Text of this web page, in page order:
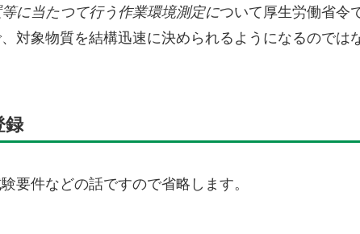
に当たつて行う作業環境測定について厚生労働省令
対象物質を結構迅速に決められるようになるのでは
録
要件などの話ですので省略します。